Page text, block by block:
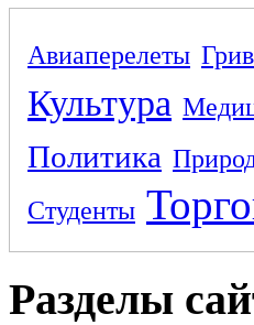
Авиаперелеты
Культура
Политика
Студенты
Разделы